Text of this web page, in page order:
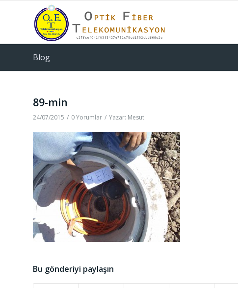
Blog
89-min
24/07/2015 / 0 Yorumlar / Yazar: Mesut
Bu gönderiyi paylaşın